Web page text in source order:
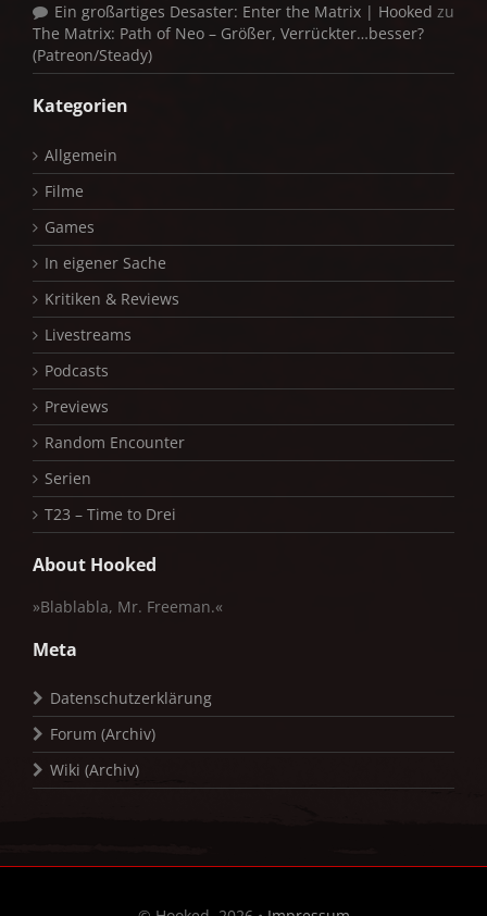
Ein großartiges Desaster: Enter the Matrix | Hooked zu
The Matrix: Path of Neo – Größer, Verrückter…besser?
(Patreon/Steady)
Kategorien
Allgemein
Filme
Games
In eigener Sache
Kritiken & Reviews
Livestreams
Podcasts
Previews
Random Encounter
Serien
T23 – Time to Drei
About Hooked
»Blablabla, Mr. Freeman.«
Meta
Datenschutzerklärung
Forum (Archiv)
Wiki (Archiv)